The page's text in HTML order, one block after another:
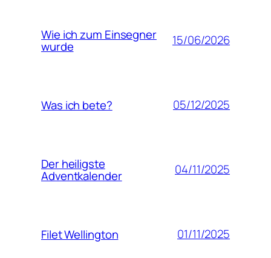
Wie ich zum Einsegner
wurde 15/06/2026
Was ich bete? 05/12/2025
Der heiligste
Adventkalender 04/11/2025
Filet Wellington 01/11/2025